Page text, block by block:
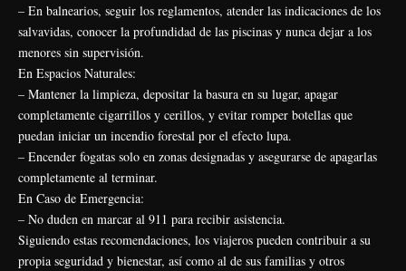
– En balnearios, seguir los reglamentos, atender las indicaciones de los
salvavidas, conocer la profundidad de las piscinas y nunca dejar a los
menores sin supervisión.
En Espacios Naturales:
– Mantener la limpieza, depositar la basura en su lugar, apagar
completamente cigarrillos y cerillos, y evitar romper botellas que
puedan iniciar un incendio forestal por el efecto lupa.
– Encender fogatas solo en zonas designadas y asegurarse de apagarlas
completamente al terminar.
En Caso de Emergencia:
– No duden en marcar al 911 para recibir asistencia.
Siguiendo estas recomendaciones, los viajeros pueden contribuir a su
propia seguridad y bienestar, así como al de sus familias y otros